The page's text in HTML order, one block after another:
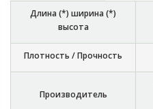
Длина (*) ширина (*)
высота
Плотность / Прочность
Производитель